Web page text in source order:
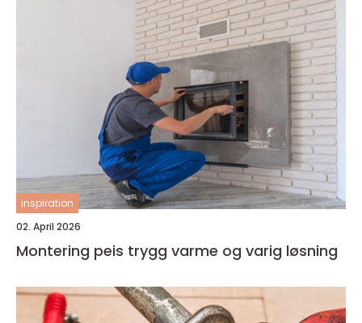
inspiration
02. April 2026
Montering peis trygg varme og varig løsning